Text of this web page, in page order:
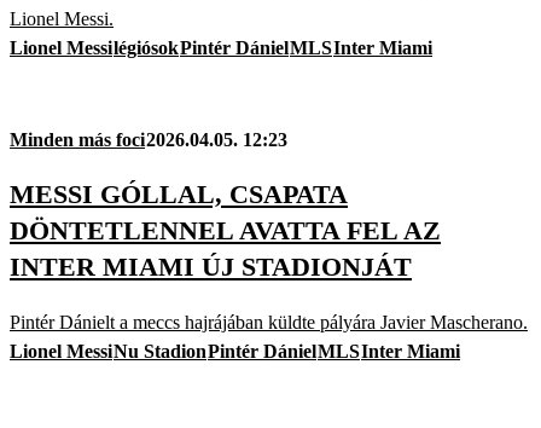
Lionel Messi.
Lionel MessilégiósokPintér DánielMLSInter Miami
Minden más foci2026.04.05. 12:23
MESSI GÓLLAL, CSAPATA
DÖNTETLENNEL AVATTA FEL AZ
INTER MIAMI ÚJ STADIONJÁT
Pintér Dánielt a meccs hajrájában küldte pályára Javier Mascherano.
Lionel MessiNu StadionPintér DánielMLSInter Miami